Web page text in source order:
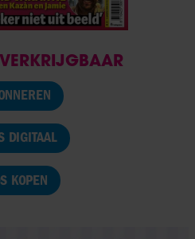
DIGITAAL
KOPEN